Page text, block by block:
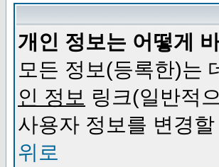
개인 정보는 어떻게
모든 정보(등록한)는
인 정보 링크(일반적
사용자 정보를 변경
위로